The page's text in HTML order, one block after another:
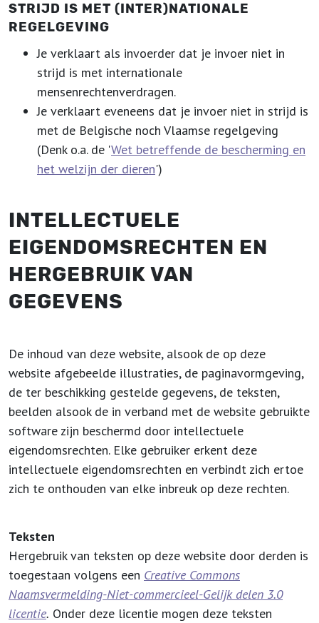
STRIJD IS MET (INTER)NATIONALE
REGELGEVING
Je verklaart als invoerder dat je invoer niet in
strijd is met internationale
mensenrechtenverdragen.
Je verklaart eveneens dat je invoer niet in strijd is
met de Belgische noch Vlaamse regelgeving
(Denk o.a. de 'Wet betreffende de bescherming en
het welzijn der dieren')
INTELLECTUELE
EIGENDOMSRECHTEN EN
HERGEBRUIK VAN
GEGEVENS
De inhoud van deze website, alsook de op deze
website afgebeelde illustraties, de paginavormgeving,
de ter beschikking gestelde gegevens, de teksten,
beelden alsook de in verband met de website gebruikte
software zijn beschermd door intellectuele
eigendomsrechten. Elke gebruiker erkent deze
intellectuele eigendomsrechten en verbindt zich ertoe
zich te onthouden van elke inbreuk op deze rechten.
Teksten
Hergebruik van teksten op deze website door derden is
toegestaan volgens een Creative Commons
Naamsvermelding-Niet-commercieel-Gelijk delen 3.0
licentie. Onder deze licentie mogen deze teksten